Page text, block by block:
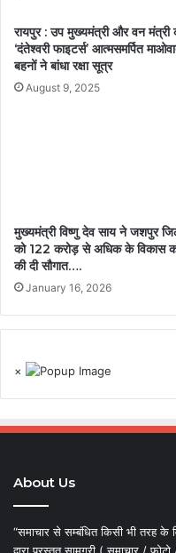
रायपुर : उप मुख्यमंत्री और वन मंत्री
‘दंतेश्वरी फाइटर्स’ आत्मसमर्पित
बहनों ने बांधा रक्षा सूत्र
August 9, 2025
मुख्यमंत्री विष्णु देव साय ने जशपुर
को 122 करोड़ से अधिक के विकास
की दी सौगात….
January 16, 2026
×
About Us
“समाचार से सम्बंधित किसी भी तरह के